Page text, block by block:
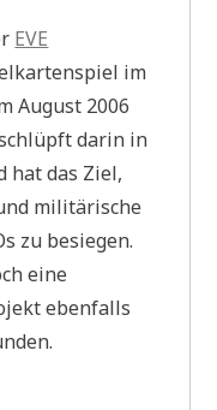
EVE
im
August 2006
darin in
hat das Ziel,
militärische
zu besiegen.
eine
ebenfalls